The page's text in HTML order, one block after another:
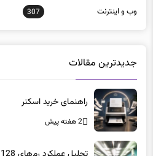
راهنمای خرید اسکنر
2 هفته پیش